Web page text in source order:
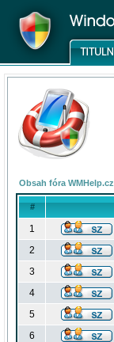
Obsah fóra WMHelp.cz
#
1
2
3
4
5
6